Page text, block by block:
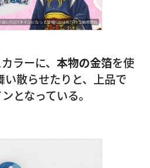
ラーに、 本物の金箔を使
い散らせたりと、上品で
となっている。